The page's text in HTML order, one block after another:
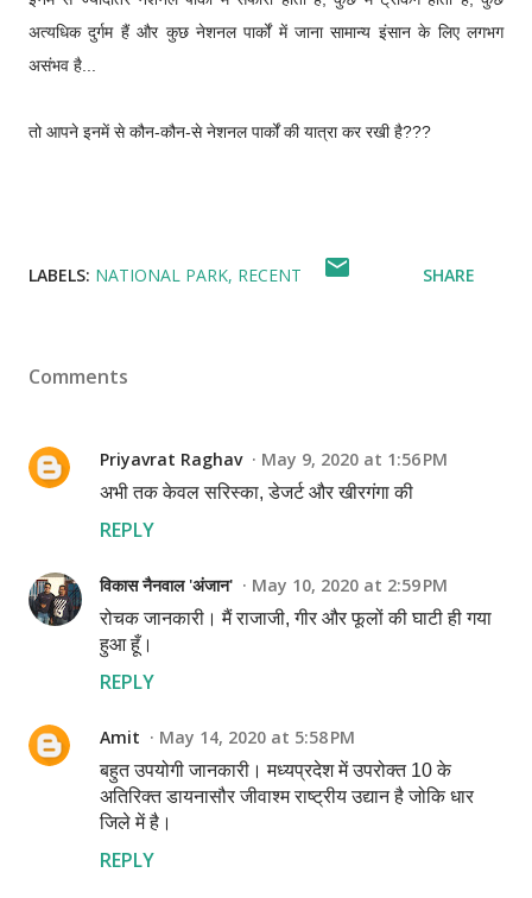
अत्यधिक दुर्गम हैं और कुछ नेशनल पार्कों में जाना सामान्य इंसान के लिए लगभग
असंभव है...
तो आपने इनमें से कौन-कौन-से नेशनल पार्कों की यात्रा कर रखी है???
LABELS: NATIONAL PARK RECENT SHARE
Comments
Priyavrat Raghav May 9, 2020 at 1:56 PM
अभी तक केवल सरिस्का, डेजर्ट और खीरगंगा की
REPLY
विकास नैनवाल 'अंजान' May 10, 2020 at 2:59 PM
रोचक जानकारी। मैं राजाजी, गीर और फूलों की घाटी ही गया
हुआ हूँ।
REPLY
Amit May 14, 2020 at 5:58 PM
बहुत उपयोगी जानकारी। मध्यप्रदेश में उपरोक्त 10 के
अतिरिक्त डायनासौर जीवाश्म राष्ट्रीय उद्यान है जोकि धार
जिले में है।
REPLY